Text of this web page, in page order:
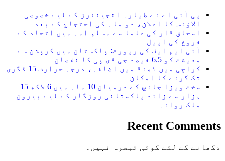
پی آئی اے نے طیارہ انجینئرز کے لیے خصوصی
الاؤنس کا اعلان، دو ماہ کی احتجاج کے بعد
اسحاق ڈار کی علما سے مسلم امہ میں اتحاد کے
فروغ کی اپیل
آئی ایم ایف کی رپورٹ: پاکستان میں کرپشن سے
معیشت کو 6.5 فیصد جی ڈی پی کا نقصان
کراچی میں ٹھنڈ میں اضافہ، درجہ حرارت 15 ڈگری
تک گرنے کا امکان
سخت ویزا جانچ کے درمیان 10 ماہ میں 6 لاکھ 15
ہزار سے زائد پاکستانی روزگار کے لیے بیرون
ملک روانہ
Recent Comments
دکھانے کے لئے کوئی تبصرہ نہیں۔